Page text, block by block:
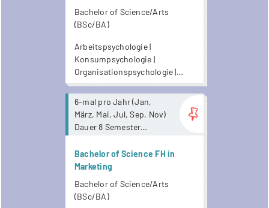
Unterrichtsaufnahmen
zur Verfügung.
Psychology
(Wirtschaftspsychologie)
Bachelor of Science/Arts
(BSc/BA)
Arbeitspsychologie |
Konsumpsychologie |
Organisationspsychologie |
Psychologie | Wirtschaft |
Wirtschaftspsychologie
6-mal pro Jahr (Jan,
März, Mai, Jul, Sep, Nov)
Dauer 8 Semester
Anwesenheitspflicht. Ab
Mai 2026 stehen
zur Verfügung.
Bachelor of Science FH in
Marketing
Bachelor of Science/Arts
(BSc/BA)
more...